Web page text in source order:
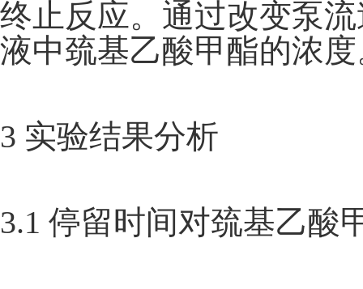
终止反应。通过改变泵
液中巯基乙酸甲酯的浓
3 实验结果分析
3.1 停留时间对巯基乙酸